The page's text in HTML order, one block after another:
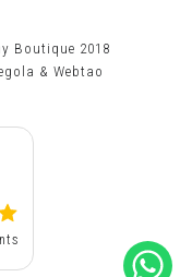
Boutique 2018
& Webtao